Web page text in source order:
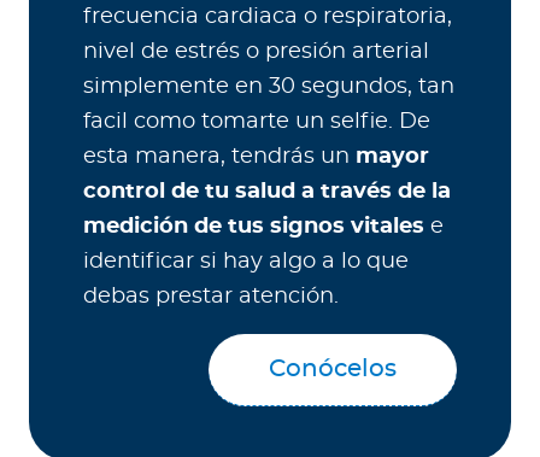
frecuencia cardiaca o respiratoria,
nivel de estrés o presión arterial
simplemente en 30 segundos, tan
facil como tomarte un selfie. De
esta manera, tendrás un mayor
control de tu salud a través de la
medición de tus signos vitales e
identificar si hay algo a lo que
debas prestar atención.
Conócelos